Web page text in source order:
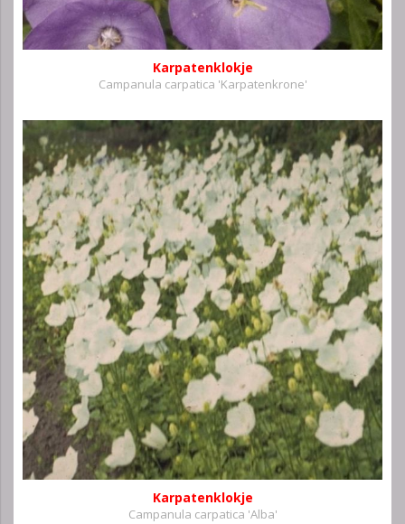
Karpatenklokje
Campanula carpatica 'Karpatenkrone'
Karpatenklokje
Campanula carpatica 'Alba'